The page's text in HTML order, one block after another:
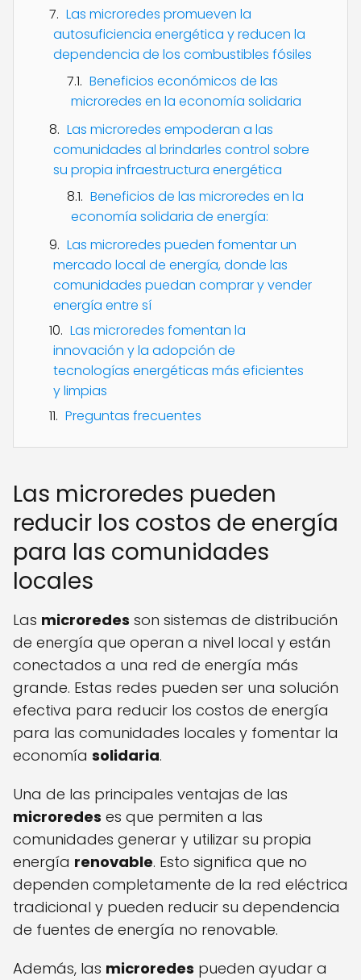
Las microredes promueven la
autosuficiencia energética y reducen la
dependencia de los combustibles fósiles
Beneficios económicos de las
microredes en la economía solidaria
Las microredes empoderan a las
comunidades al brindarles control sobre
su propia infraestructura energética
Beneficios de las microredes en la
economía solidaria de energía:
Las microredes pueden fomentar un
mercado local de energía, donde las
comunidades puedan comprar y vender
energía entre sí
Las microredes fomentan la
innovación y la adopción de
tecnologías energéticas más eficientes
y limpias
Preguntas frecuentes
Las microredes pueden
reducir los costos de energía
para las comunidades
locales
Las microredes son sistemas de distribución
de energía que operan a nivel local y están
conectados a una red de energía más
grande. Estas redes pueden ser una solución
efectiva para reducir los costos de energía
para las comunidades locales y fomentar la
economía solidaria.
Una de las principales ventajas de las
microredes es que permiten a las
comunidades generar y utilizar su propia
energía renovable. Esto significa que no
dependen completamente de la red eléctrica
tradicional y pueden reducir su dependencia
de fuentes de energía no renovable.
Además, las microredes pueden ayudar a